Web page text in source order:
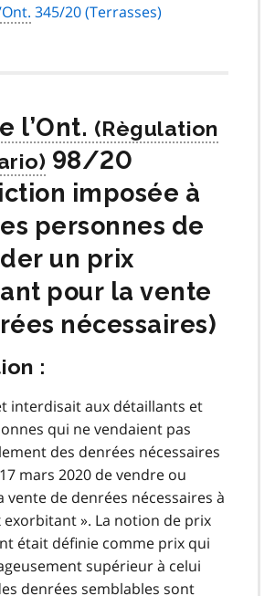
345/20 (Terrasses)
l’Ont.
98/20
imposée à
personnes de
un prix
pour la vente
nécessaires)
:
interdisait aux détaillants et
qui ne vendaient pas
des denrées nécessaires
mars 2020 de vendre ou
vente de denrées nécessaires à
exorbitant ». La notion de prix
était définie comme prix qui
supérieur à celui
denrées semblables sont